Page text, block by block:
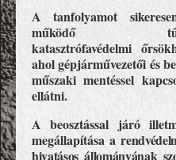
A tanfolyamot
működő
katasztrófavédelmi
ahol gépjárművezetői és
műszaki mentéssel
ellátni.
A beosztással járó
megállapítása a
hivatásos állományának